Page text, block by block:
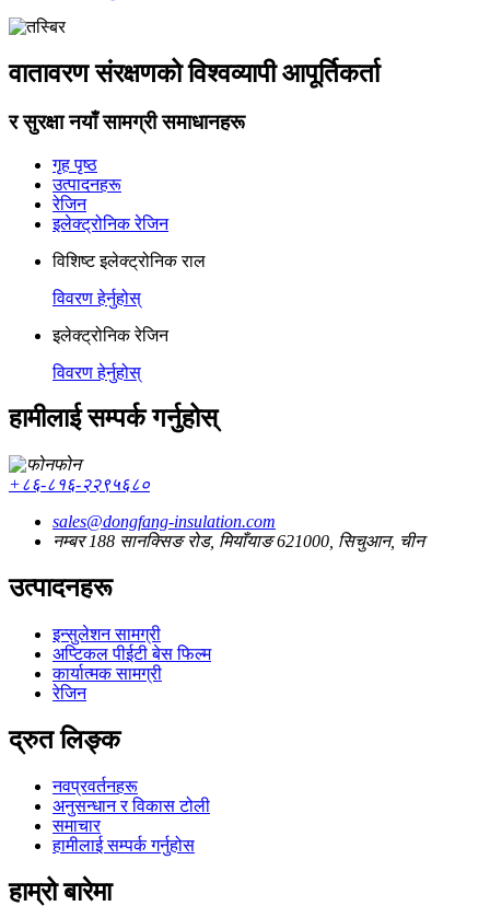
वातावरण संरक्षणको विश्वव्यापी आपूर्तिकर्ता
र सुरक्षा नयाँ सामग्री समाधानहरू
गृह पृष्ठ
उत्पादनहरू
रेजिन
इलेक्ट्रोनिक रेजिन
विशिष्ट इलेक्ट्रोनिक राल
विवरण हेर्नुहोस्
इलेक्ट्रोनिक रेजिन
विवरण हेर्नुहोस्
हामीलाई सम्पर्क गर्नुहोस्
फोन
+८६-८१६-२२९५६८०
sales@dongfang-insulation.com
नम्बर 188 सानक्सिङ रोड, मियाँयाङ 621000, सिचुआन, चीन
उत्पादनहरू
इन्सुलेशन सामग्री
अप्टिकल पीईटी बेस फिल्म
कार्यात्मक सामग्री
रेजिन
द्रुत लिङ्क
नवप्रवर्तनहरू
अनुसन्धान र विकास टोली
समाचार
हामीलाई सम्पर्क गर्नुहोस
हाम्रो बारेमा